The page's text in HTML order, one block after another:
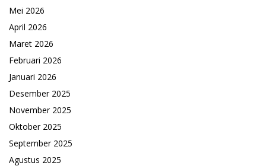
Mei 2026
April 2026
Maret 2026
Februari 2026
Januari 2026
Desember 2025
November 2025
Oktober 2025
September 2025
Agustus 2025